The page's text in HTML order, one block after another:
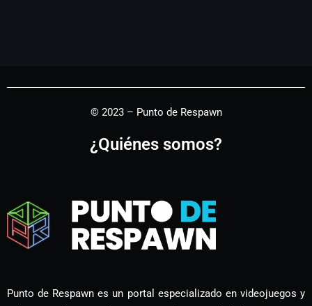
© 2023 – Punto de Respawn
¿Quiénes somos?
Punto de Respawn es un portal especializado en videojuegos y